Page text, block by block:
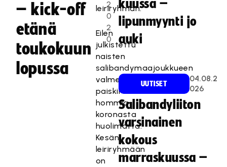
– kick-off
etänä
toukokuun
lopussa
2
0
2
0
leiriryhmän.
Eilen
julkistettu
naisten
salibandymaajoukkueen
valmennus
paiskii
hommia
koronasta
huolimatta.
Kesän
leiriryhmään
on
kuussa –
lipunmyynti jo
auki
UUTISET
04.08.2
026
Salibandyliiton
varsinainen
kokous
marraskuussa –